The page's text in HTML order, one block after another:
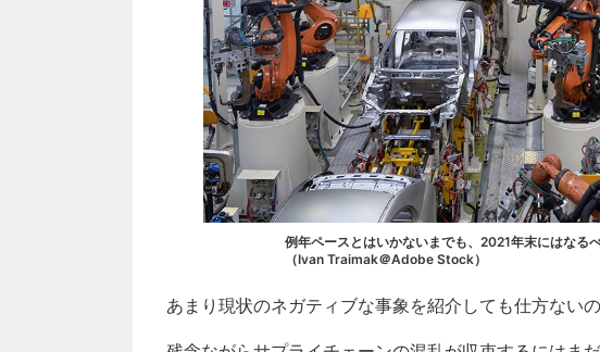
例年ペースとはいかないまでも、2021年末にはなる
（Ivan Traimak＠Adobe Stock）
あまり現状のネガティブな事象を紹介しても仕方ない